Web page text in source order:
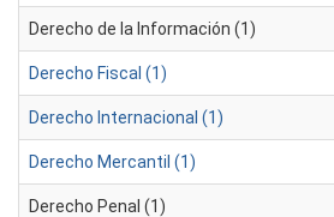
Derecho de la Información (1)
Derecho Fiscal (1)
Derecho Internacional (1)
Derecho Mercantil (1)
Derecho Penal (1)